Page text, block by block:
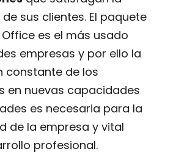
sus clientes. El paquete
es el más usado
empresas y por ello la
constante de los
en nuevas capacidades
es necesaria para la
de la empresa y vital
profesional.